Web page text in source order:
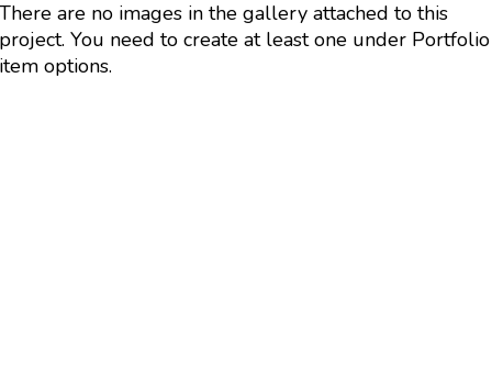
There are no images in the gallery attached to this
project. You need to create at least one under Portfolio
item options.